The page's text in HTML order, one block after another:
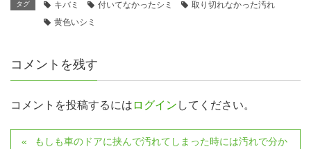
タグ キバミ 付いてなかったシミ
取り切れなかった汚れ
黄色いシミ
コメントを残す
コメントを投稿するには ログイン してください。
もしも車のドアに挟んで汚れてしまった時には汚れで分か